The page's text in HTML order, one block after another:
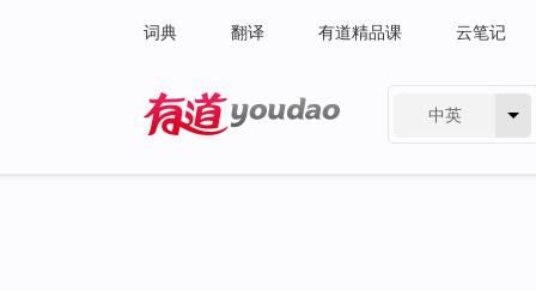
词典 翻译 有道精品课 云笔记
中英